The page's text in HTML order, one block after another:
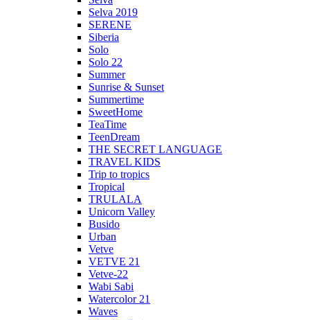
Selva 2019
SERENE
Siberia
Solo
Solo 22
Summer
Sunrise & Sunset
Summertime
SweetHome
TeaTime
TeenDream
THE SECRET LANGUAGE
TRAVEL KIDS
Trip to tropics
Tropical
TRULALA
Unicorn Valley
Busido
Urban
Vetve
VETVE 21
Vetve-22
Wabi Sabi
Watercolor 21
Waves